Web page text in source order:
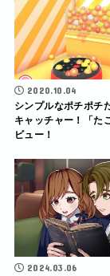
2020.10.04
シンプルなポチポチ
キャッチャー！「た
ビュー！
2024.03.06